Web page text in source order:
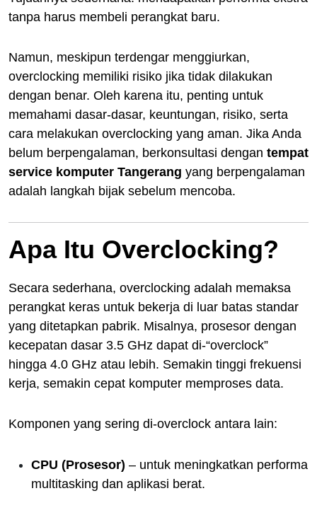
tanpa harus membeli perangkat baru.
Namun, meskipun terdengar menggiurkan,
overclocking memiliki risiko jika tidak dilakukan
dengan benar. Oleh karena itu, penting untuk
memahami dasar-dasar, keuntungan, risiko, serta
cara melakukan overclocking yang aman. Jika Anda
belum berpengalaman, berkonsultasi dengan tempat
service komputer Tangerang yang berpengalaman
adalah langkah bijak sebelum mencoba.
Apa Itu Overclocking?
Secara sederhana, overclocking adalah memaksa
perangkat keras untuk bekerja di luar batas standar
yang ditetapkan pabrik. Misalnya, prosesor dengan
kecepatan dasar 3.5 GHz dapat di-“overclock”
hingga 4.0 GHz atau lebih. Semakin tinggi frekuensi
kerja, semakin cepat komputer memproses data.
Komponen yang sering di-overclock antara lain:
CPU (Prosesor) – untuk meningkatkan performa
multitasking dan aplikasi berat.